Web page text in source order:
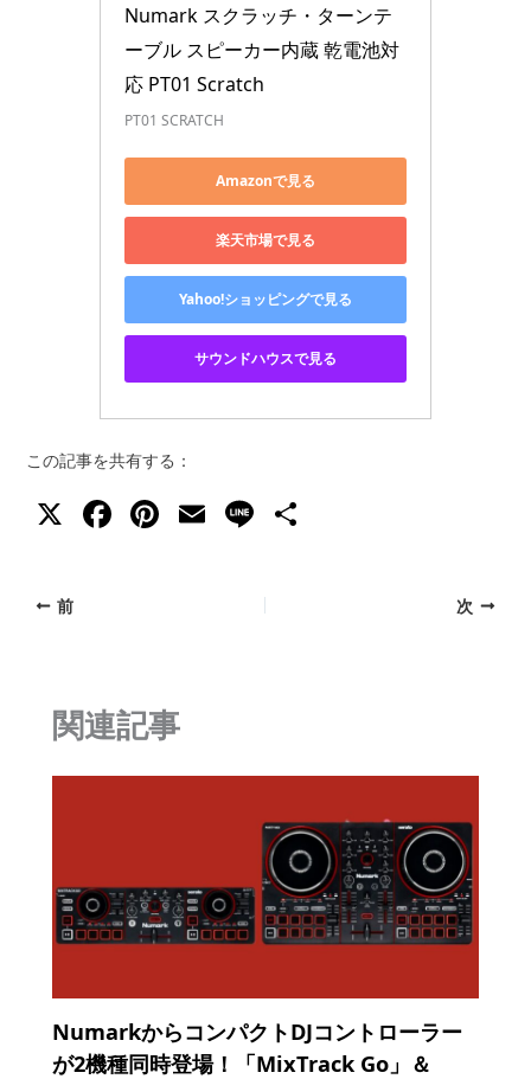
Numark スクラッチ・ターンテ
ーブル スピーカー内蔵 乾電池対
応 PT01 Scratch
PT01 SCRATCH
Amazonで見る
楽天市場で見る
Yahoo!ショッピングで見る
サウンドハウスで見る
この記事を共有する：
X F
o
o
k
Pi E Li
e
前 次
関連記事
NumarkからコンパクトDJコントローラー
が2機種同時登場！「MixTrack Go」＆